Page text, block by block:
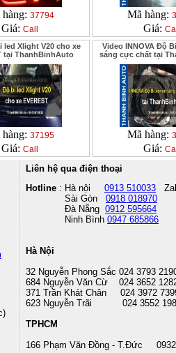
37794
Giá: Call
Mã hàng:
Giá: Call
led Xlight V20 cho xe
tại ThanhBinhAuto
37195
Giá: Call
Video INNOVA Độ
sáng cực chất tại
Mã hàng:
Giá: Call
Liên hệ qua điện thoại
Hotline : Hà nội 0913 510033
Sài Gòn 0918 018970
Đà Nẵng 0912 595664
Ninh Bình 0947 685866
Hà Nội
32 Nguyễn Phong Sắc 024 3793
684 Nguyễn Văn Cừ 024 3652
371 Trần Khát Chân 024 3972
623 Nguyễn Trãi 024 3552
TPHCM
166 Phạm Văn Đồng - T.Đức 0932